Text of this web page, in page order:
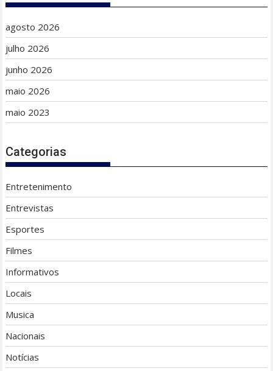
agosto 2026
julho 2026
junho 2026
maio 2026
maio 2023
Categorias
Entretenimento
Entrevistas
Esportes
Filmes
Informativos
Locais
Musica
Nacionais
Notícias